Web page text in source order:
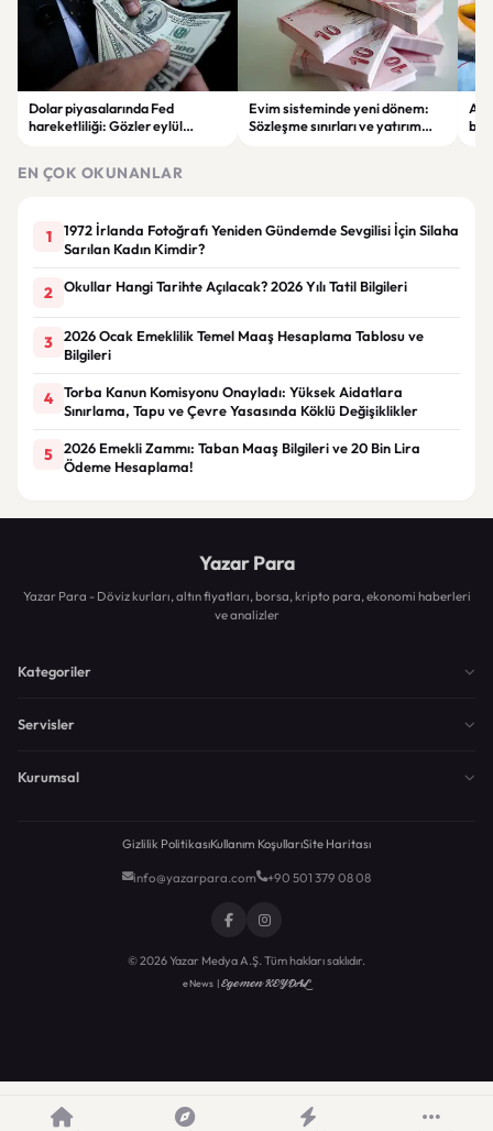
Dolar piyasalarında Fed
hareketliliği: Gözler eylül
Evim sisteminde yeni dönem:
Sözleşme sınırları ve yatırım
EN ÇOK OKUNANLAR
1
1972 İrlanda Fotoğrafı Yeniden Gündemde Sevgilisi İçin Silaha
Sarılan Kadın Kimdir?
2 Okullar Hangi Tarihte Açılacak? 2026 Yılı Tatil Bilgileri
3
2026 Ocak Emeklilik Temel Maaş Hesaplama Tablosu ve
Bilgileri
4
Torba Kanun Komisyonu Onayladı: Yüksek Aidatlara
Sınırlama, Tapu ve Çevre Yasasında Köklü Değişiklikler
5
2026 Emekli Zammı: Taban Maaş Bilgileri ve 20 Bin Lira
Ödeme Hesaplama!
Yazar Para
Yazar Para - Döviz kurları, altın fiyatları, borsa, kripto para, ekonomi haberleri
ve analizler
Kategoriler
Servisler
Kurumsal
Gizlilik PolitikasıKullanım KoşullarıSite Haritası
info@yazarpara.com +90 501 379 08 08
© 2026 Yazar Medya A.Ş. Tüm hakları saklıdır.
eNews |Egemen KEYDAL